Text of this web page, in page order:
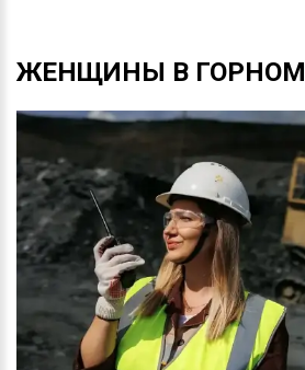
ЖЕНЩИНЫ В ГОРНОМ